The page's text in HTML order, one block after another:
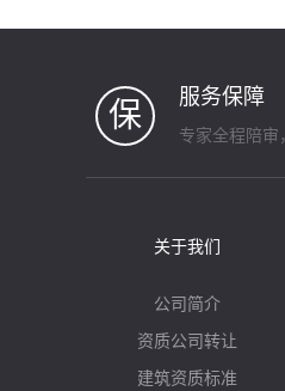
保 服务保障
专家全程陪审
关于我们
公司简介
资质公司转让
建筑资质标准